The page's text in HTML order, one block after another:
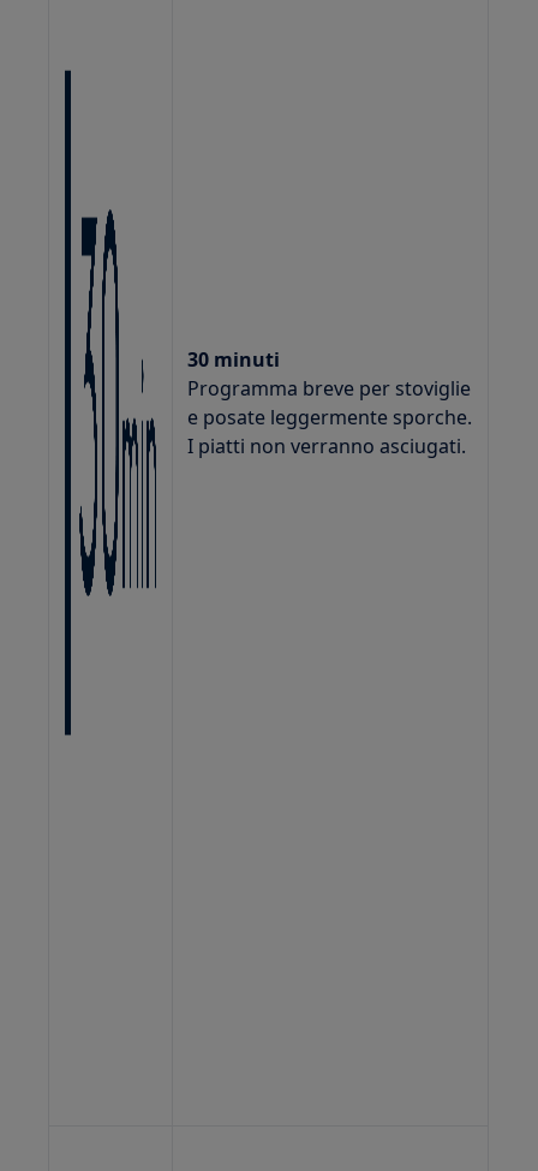
30 minuti
Programma breve per stoviglie
e posate leggermente sporche.
I piatti non verranno asciugati.